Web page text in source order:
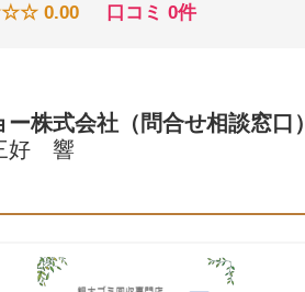
0.00 口コミ 0件
ー株式会社（問合せ相談窓口）
好 響